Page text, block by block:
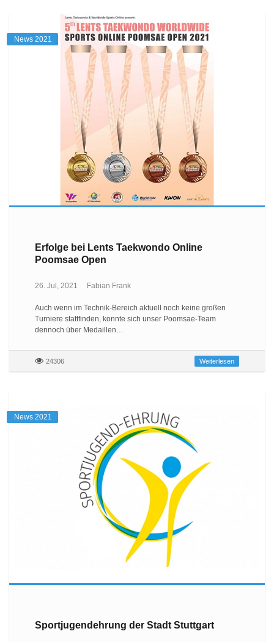
News 2021
Erfolge bei Lents Taekwondo Online
Poomsae Open
26. Jul, 2021 Fabian Frank
Auch wenn im Technik-Bereich aktuell noch keine großen
Turniere stattfinden, konnte sich unser Poomsae-Team
dennoch über Medaillen…
24306 Weiterlesen
News 2021
Sportjugendehrung der Stadt Stuttgart